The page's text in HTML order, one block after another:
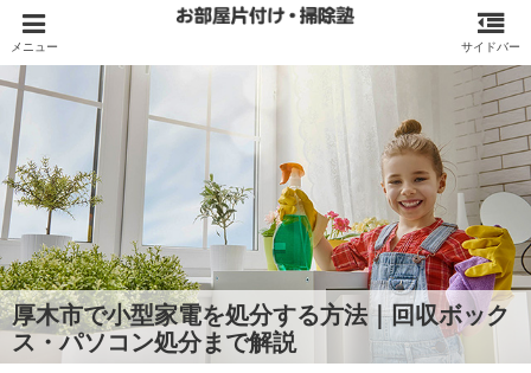
厚木市で小型家電を処分する方法｜回収ボック
ス・パソコン処分まで解説